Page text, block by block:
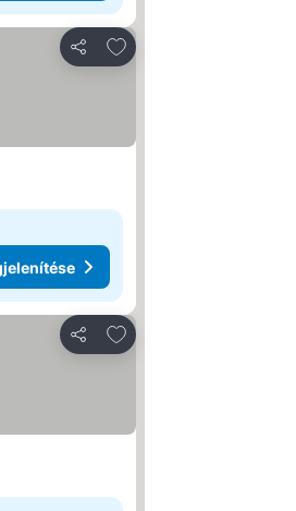
Megosztás
Hozzáadás a
Megosztás
Hozzáadás a